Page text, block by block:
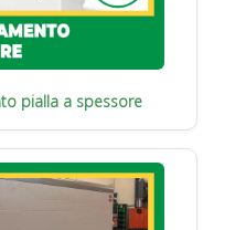
pialla a spessore